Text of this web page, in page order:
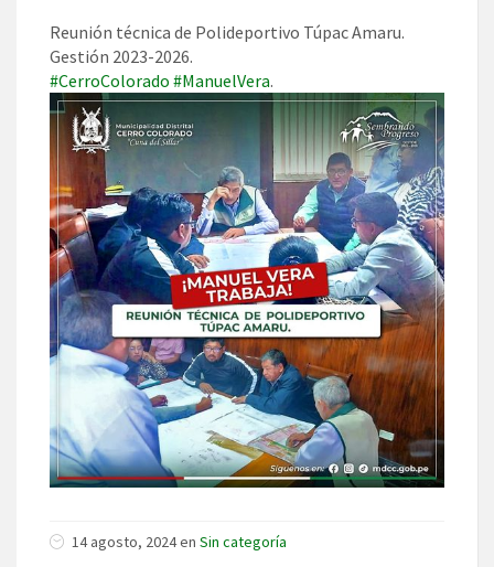
Reunión técnica de Polideportivo Túpac Amaru.
Gestión 2023-2026.
#CerroColorado #ManuelVera.
14 agosto, 2024 en Sin categoría